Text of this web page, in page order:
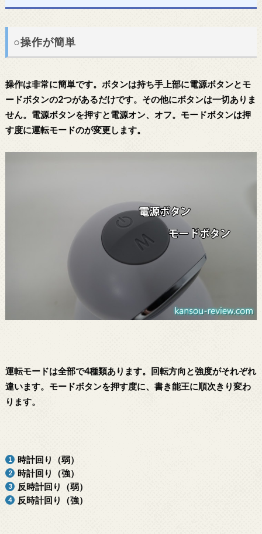
○操作が簡単
操作は非常に簡単です。ボタンは持ち手上部に電源ボタンとモ
ードボタンの2つがあるだけです。その他にボタンは一切ありま
せん。電源ボタンを押すと電源オン、オフ。モードボタンは押
す度に運転モードのが変更します。
運転モードは全部で4種類あります。回転方向と強度がそれぞれ
違います。モードボタンを押す度に、書き能王に順次きり変わ
ります。
時計回り（弱）
時計回り（強）
反時計回り（弱）
反時計回り（強）